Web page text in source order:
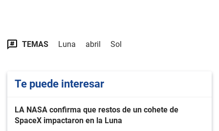
TEMAS Luna abril Sol
Te puede interesar
LA NASA confirma que restos de un cohete de
SpaceX impactaron en la Luna